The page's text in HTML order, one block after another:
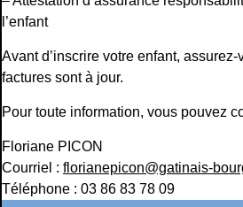
l’enfant
Avant d’inscrire votre enfant,
factures sont à jour.
Pour toute information, vous pouvez
Floriane PICON
Courriel : florianepicon@gatinais-
Téléphone : 03 86 83 78 09